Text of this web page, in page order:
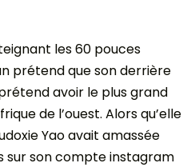
les 60 pouces
prétend que son derrière
avoir le plus grand
de l’ouest. Alors qu’elle
Yao avait amassée
sur son compte instagram